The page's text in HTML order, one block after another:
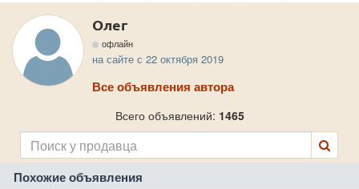
Олег
офлайн
на сайте с 22 октября 2019
Все объявления автора
Всего объявлений: 1465
Похожие объявления